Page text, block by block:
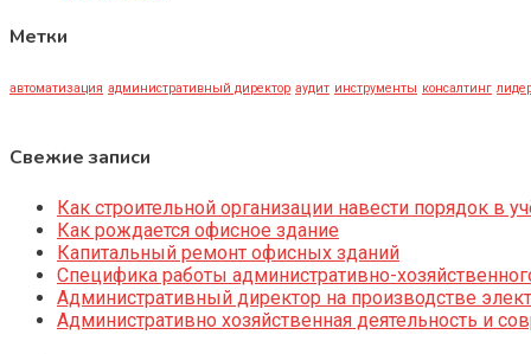
Метки
автоматизация административный директор аудит инструменты консалтинг
Свежие записи
Как строительной организации навести порядок в
Как рождается офисное здание
Капитальный ремонт офисных зданий
Специфика работы административно-
Административный директор на производстве
Административно хозяйственная деятельность и